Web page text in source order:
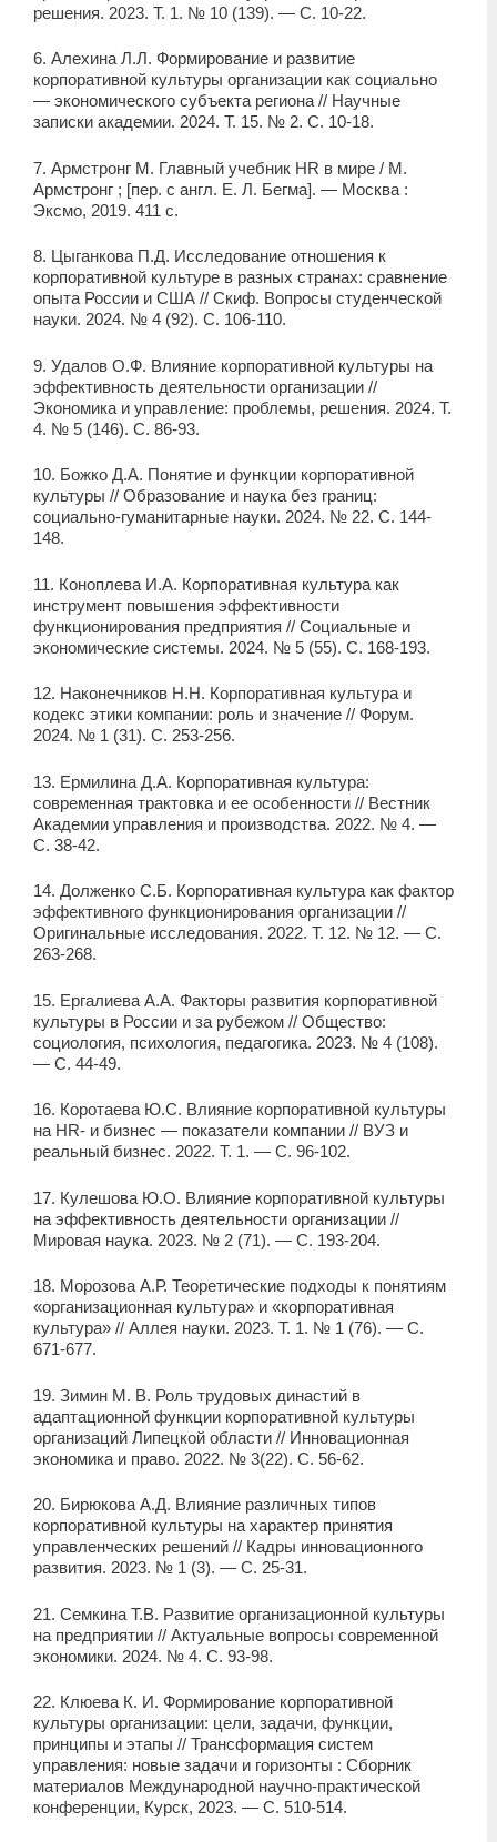
решения. 2023. Т. 1. № 10 (139). — С. 10-22.
6. Алехина Л.Л. Формирование и развитие
корпоративной культуры организации как социально
— экономического субъекта региона // Научные
записки академии. 2024. Т. 15. № 2. С. 10-18.
7. Армстронг М. Главный учебник HR в мире / М.
Армстронг ; [пер. с англ. Е. Л. Бегма]. — Москва :
Эксмо, 2019. 411 с.
8. Цыганкова П.Д. Исследование отношения к
корпоративной культуре в разных странах: сравнение
опыта России и США // Скиф. Вопросы студенческой
науки. 2024. № 4 (92). С. 106-110.
9. Удалов О.Ф. Влияние корпоративной культуры на
эффективность деятельности организации //
Экономика и управление: проблемы, решения. 2024. Т.
4. № 5 (146). С. 86-93.
10. Божко Д.А. Понятие и функции корпоративной
культуры // Образование и наука без границ:
социально-гуманитарные науки. 2024. № 22. С. 144-
148.
11. Коноплева И.А. Корпоративная культура как
инструмент повышения эффективности
функционирования предприятия // Социальные и
экономические системы. 2024. № 5 (55). С. 168-193.
12. Наконечников Н.Н. Корпоративная культура и
кодекс этики компании: роль и значение // Форум.
2024. № 1 (31). С. 253-256.
13. Ермилина Д.А. Корпоративная культура:
современная трактовка и ее особенности // Вестник
Академии управления и производства. 2022. № 4. —
С. 38-42.
14. Долженко С.Б. Корпоративная культура как фактор
эффективного функционирования организации //
Оригинальные исследования. 2022. Т. 12. № 12. — С.
263-268.
15. Ергалиева А.А. Факторы развития корпоративной
культуры в России и за рубежом // Общество:
социология, психология, педагогика. 2023. № 4 (108).
— С. 44-49.
16. Коротаева Ю.С. Влияние корпоративной культуры
на HR- и бизнес — показатели компании // ВУЗ и
реальный бизнес. 2022. Т. 1. — С. 96-102.
17. Кулешова Ю.О. Влияние корпоративной культуры
на эффективность деятельности организации //
Мировая наука. 2023. № 2 (71). — С. 193-204.
18. Морозова А.Р. Теоретические подходы к понятиям
«организационная культура» и «корпоративная
культура» // Аллея науки. 2023. Т. 1. № 1 (76). — С.
671-677.
19. Зимин М. В. Роль трудовых династий в
адаптационной функции корпоративной культуры
организаций Липецкой области // Инновационная
экономика и право. 2022. № 3(22). С. 56-62.
20. Бирюкова А.Д. Влияние различных типов
корпоративной культуры на характер принятия
управленческих решений // Кадры инновационного
развития. 2023. № 1 (3). — С. 25-31.
21. Семкина Т.В. Развитие организационной культуры
на предприятии // Актуальные вопросы современной
экономики. 2024. № 4. С. 93-98.
22. Клюева К. И. Формирование корпоративной
культуры организации: цели, задачи, функции,
принципы и этапы // Трансформация систем
управления: новые задачи и горизонты : Сборник
материалов Международной научно-практической
конференции, Курск, 2023. — С. 510-514.